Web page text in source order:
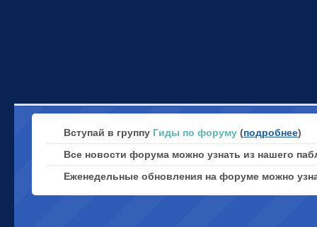
Вступай в группу Гиды по форуму (подробнее)
Все новости форума можно узнать из нашего
Еженедельные обновления на форуме можно